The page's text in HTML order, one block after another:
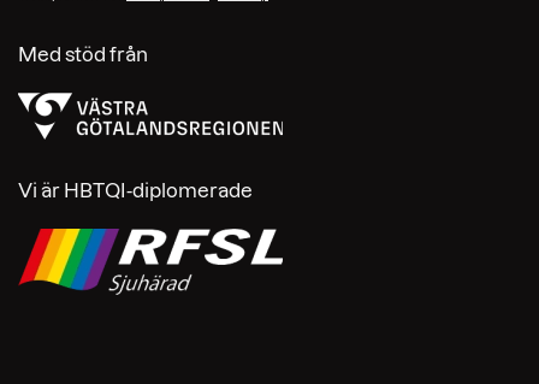
Med stöd från
Vi är HBTQI-diplomerade